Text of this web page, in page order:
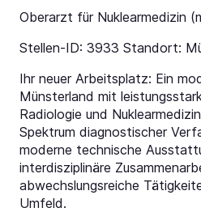
Oberarzt für Nuklearmedizin
Stellen-ID: 3933 Standort:
Ihr neuer Arbeitsplatz: Ein
Münsterland mit
Radiologie und
Spektrum diagnostischer
moderne technische
interdisziplinäre
abwechslungsreiche
Umfeld.